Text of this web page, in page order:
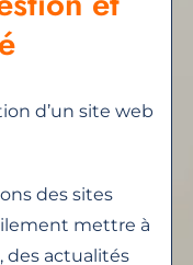
d’un site web
des sites
mettre à
des actualités